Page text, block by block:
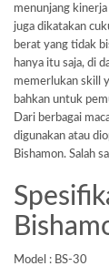
menunjang
juga dikatakan
berat yang tidak
hanya itu saja, di
memerlukan skill
bahkan untuk
Dari berbagai
digunakan atau
Bishamon. Salah
Model : BS-30